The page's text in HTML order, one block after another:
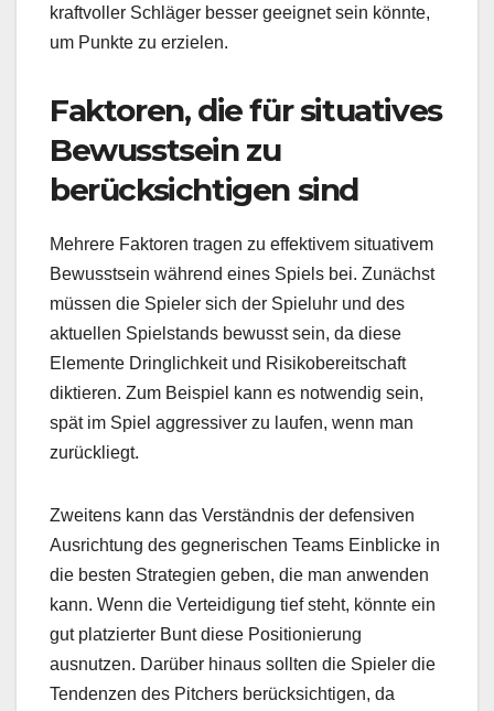
kraftvoller Schläger besser geeignet sein könnte,
um Punkte zu erzielen.
Faktoren, die für situatives
Bewusstsein zu
berücksichtigen sind
Mehrere Faktoren tragen zu effektivem situativem
Bewusstsein während eines Spiels bei. Zunächst
müssen die Spieler sich der Spieluhr und des
aktuellen Spielstands bewusst sein, da diese
Elemente Dringlichkeit und Risikobereitschaft
diktieren. Zum Beispiel kann es notwendig sein,
spät im Spiel aggressiver zu laufen, wenn man
zurückliegt.
Zweitens kann das Verständnis der defensiven
Ausrichtung des gegnerischen Teams Einblicke in
die besten Strategien geben, die man anwenden
kann. Wenn die Verteidigung tief steht, könnte ein
gut platzierter Bunt diese Positionierung
ausnutzen. Darüber hinaus sollten die Spieler die
Tendenzen des Pitchers berücksichtigen, da